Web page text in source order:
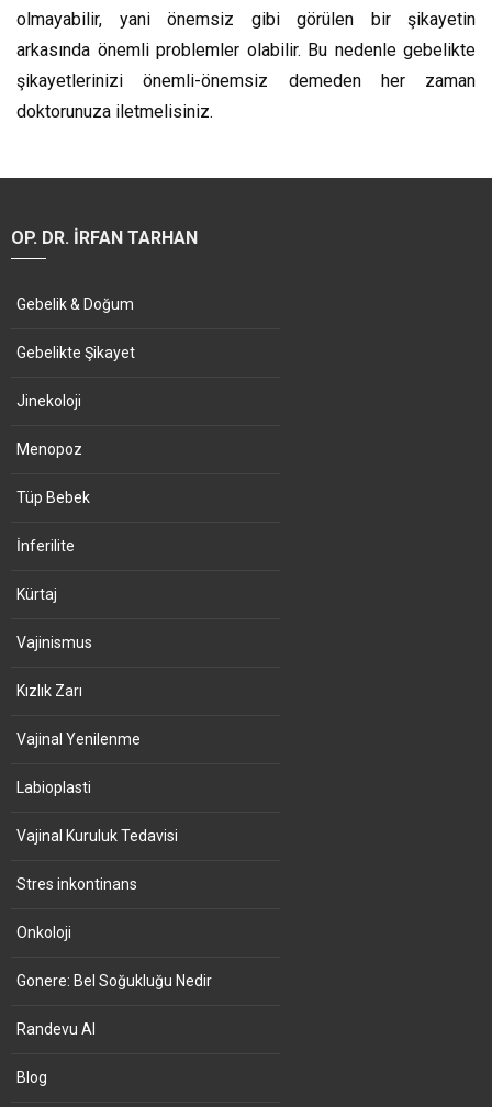
olmayabilir, yani önemsiz gibi görülen bir şikayetin
arkasında önemli problemler olabilir. Bu nedenle gebelikte
şikayetlerinizi önemli-önemsiz demeden her zaman
doktorunuza iletmelisiniz.
OP. DR. İRFAN TARHAN
Gebelik & Doğum
Gebelikte Şikayet
Jinekoloji
Menopoz
Tüp Bebek
İnferilite
Kürtaj
Vajinismus
Kızlık Zarı
Vajinal Yenilenme
Labioplasti
Vajinal Kuruluk Tedavisi
Stres inkontinans
Onkoloji
Gonere: Bel Soğukluğu Nedir
Randevu Al
Blog